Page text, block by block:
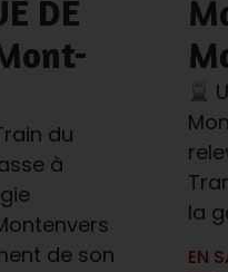
DE
du
à
de son
la
EN